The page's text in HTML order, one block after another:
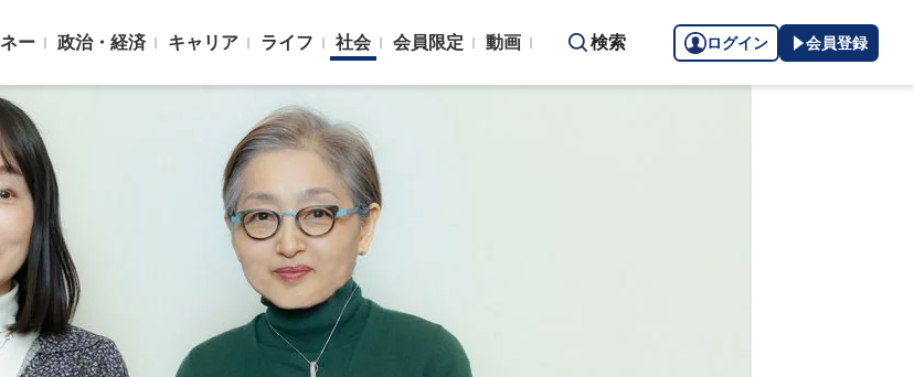
ー 政治・経済 キャリア ライフ 社会 会員限定 動画 検索 ログイン 会員登録